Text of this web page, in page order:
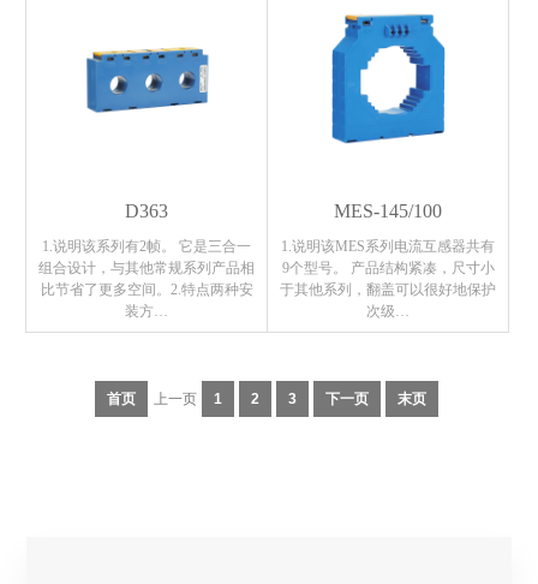
D363
1.说明该系列有2帧。 它是三合一
组合设计，与其他常规系列产品相
比节省了更多空间。2.特点两种安
装方…
MES-145/100
1.说明该MES系列电流互感器共有
9个型号。 产品结构紧凑，尺寸小
于其他系列，翻盖可以很好地保护
次级…
首页 上一页 1 2 3 下一页 末页